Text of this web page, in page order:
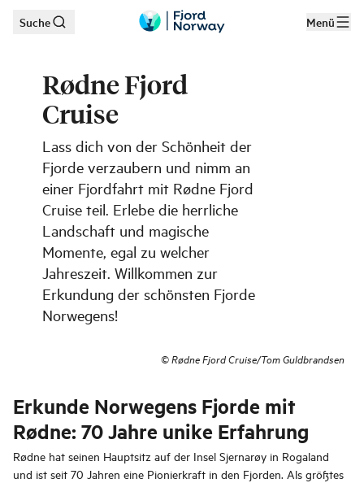
Zum Hauptinhalt
Suche Menü
Rødne Fjord
Cruise
Lass dich von der Schönheit der
Fjorde verzaubern und nimm an
einer Fjordfahrt mit Rødne Fjord
Cruise teil. Erlebe die herrliche
Landschaft und magische
Momente, egal zu welcher
Jahreszeit. Willkommen zur
Erkundung der schönsten Fjorde
Norwegens!
©Rødne Fjord Cruise/Tom Guldbrandsen
Erkunde Norwegens Fjorde mit
Rødne: 70 Jahre unike Erfahrung
Rødne hat seinen Hauptsitz auf der Insel Sjernarøy in Rogaland
und ist seit 70 Jahren eine Pionierkraft in den Fjorden. Als größtes